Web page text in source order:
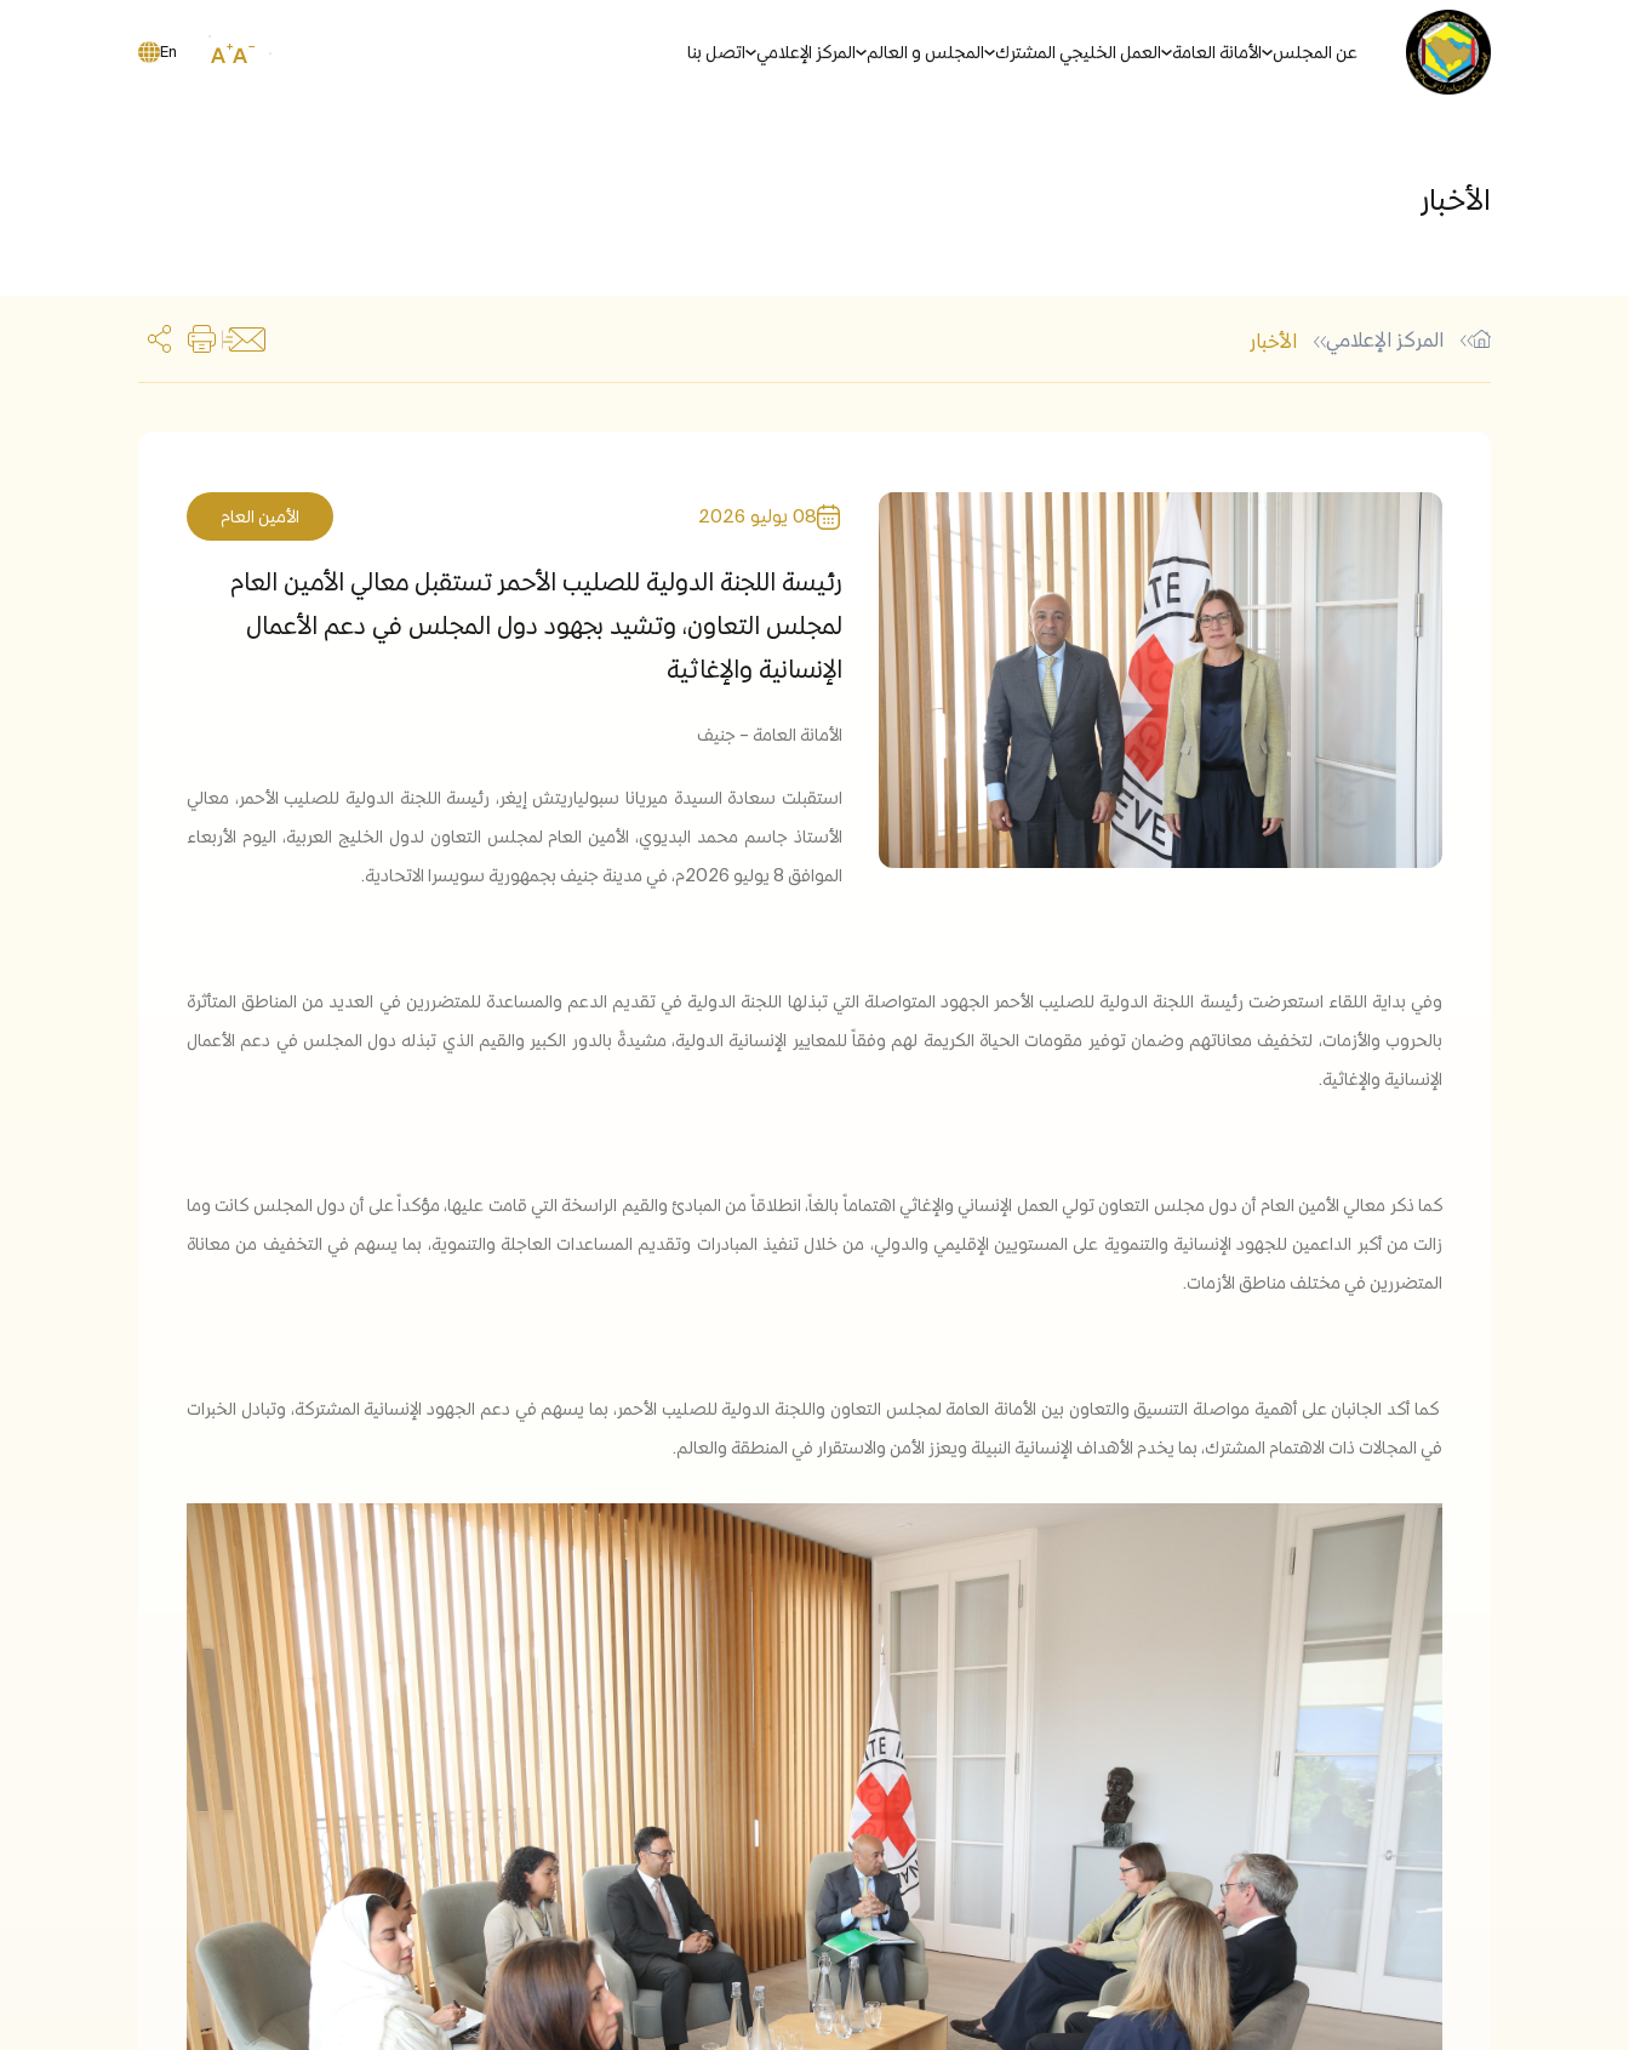
عن المجلس الأمانة العامة العمل الخليجي المشترك المجلس و العالم المركز الإعلامي اتصل بنا En
الأخبار
المركز الإعلامي الأخبار
08 يوليو 2026 الأمين العام
رئيسة اللجنة الدولية للصليب الأحمر تستقبل معالي الأمين العام
لمجلس التعاون، وتشيد بجهود دول المجلس في دعم الأعمال
الإنسانية والإغاثية
الأمانة العامة – جنيف
استقبلت سعادة السيدة ميريانا سبولياريتش إيغر، رئيسة اللجنة الدولية للصليب الأحمر، معالي
الأستاذ جاسم محمد البديوي، الأمين العام لمجلس التعاون لدول الخليج العربية، اليوم الأربعاء
الموافق 8 يوليو 2026م، في مدينة جنيف بجمهورية سويسرا الاتحادية.
وفي بداية اللقاء استعرضت رئيسة اللجنة الدولية للصليب الأحمر الجهود المتواصلة التي تبذلها اللجنة الدولية في تقديم الدعم والمساعدة للمتضررين في العديد من المناطق المتأثرة
بالحروب والأزمات، لتخفيف معاناتهم وضمان توفير مقومات الحياة الكريمة لهم وفقاً للمعايير الإنسانية الدولية، مشيدةً بالدور الكبير والقيم الذي تبذله دول المجلس في دعم الأعمال
الإنسانية والإغاثية.
كما ذكر معالي الأمين العام أن دول مجلس التعاون تولي العمل الإنساني والإغاثي اهتماماً بالغاً، انطلاقاً من المبادئ والقيم الراسخة التي قامت عليها، مؤكداً على أن دول المجلس كانت وما
زالت من أكبر الداعمين للجهود الإنسانية والتنموية على المستويين الإقليمي والدولي، من خلال تنفيذ المبادرات وتقديم المساعدات العاجلة والتنموية، بما يسهم في التخفيف من معاناة
المتضررين في مختلف مناطق الأزمات.
كما أكد الجانبان على أهمية مواصلة التنسيق والتعاون بين الأمانة العامة لمجلس التعاون واللجنة الدولية للصليب الأحمر، بما يسهم في دعم الجهود الإنسانية المشتركة، وتبادل الخبرات
في المجالات ذات الاهتمام المشترك، بما يخدم الأهداف الإنسانية النبيلة ويعزز الأمن والاستقرار في المنطقة والعالم.
أكثر الكلمات الشائعة في البحث